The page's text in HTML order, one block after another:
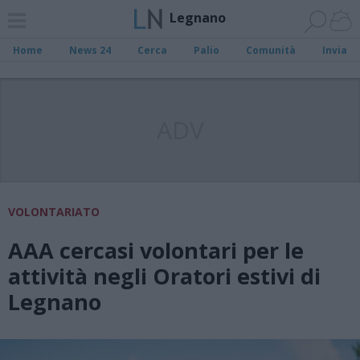
Legnano
Home News 24 Cerca Palio Comunità Invia
VOLONTARIATO
AAA cercasi volontari per le
attività negli Oratori estivi di
Legnano